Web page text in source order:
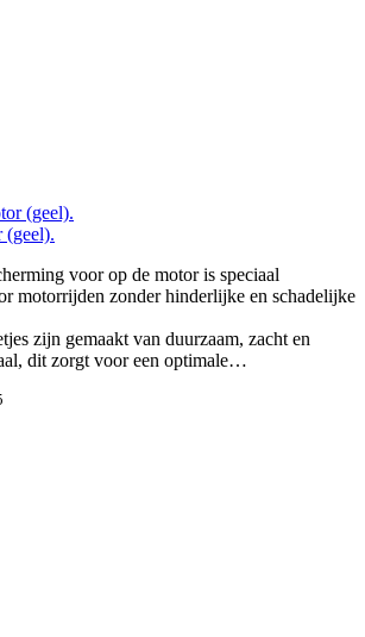
voor op de motor is speciaal
motorrijden zonder hinderlijke en schadelijke
zijn gemaakt van duurzaam, zacht en
dit zorgt voor een optimale…